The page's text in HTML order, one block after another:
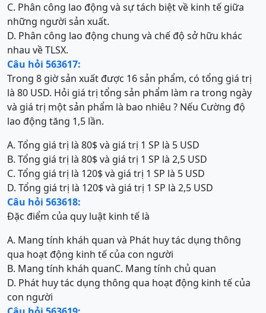
C. Phân công lao động và sự tách biệt về kinh tế giữa
những người sản xuất.
D. Phân công lao động chung và chế độ sở hữu khác
nhau về TLSX.
Câu hỏi 563617:
Trong 8 giờ sản xuất được 16 sản phẩm, có tổng giá trị
là 80 USD. Hỏi giá trị tổng sản phẩm làm ra trong ngày
và giá trị một sản phẩm là bao nhiêu ? Nếu Cường độ
lao động tăng 1,5 lần.
A. Tổng giá trị là 80$ và giá trị 1 SP là 5 USD
B. Tổng giá trị là 80$ và giá trị 1 SP là 2,5 USD
C. Tổng giá trị là 120$ và giá trị 1 SP là 5 USD
D. Tổng giá trị là 120$ và giá trị 1 SP là 2,5 USD
Câu hỏi 563618:
Đặc điểm của quy luật kinh tế là
A. Mang tính kháh quan và Phát huy tác dụng thông
qua hoạt động kinh tế của con người
B. Mang tính kháh quanC. Mang tính chủ quan
D. Phát huy tác dụng thông qua hoạt động kinh tế của
con người